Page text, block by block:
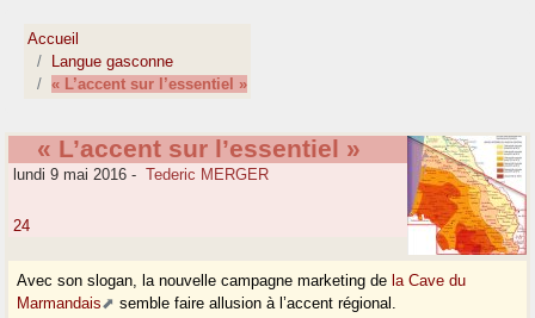
Accueil
Langue gasconne
« L’accent sur l’essentiel »
« L’accent sur l’essentiel »
lundi 9 mai 2016 - Tederic MERGER
24
Avec son slogan, la nouvelle campagne marketing de la Cave du
Marmandais
semble faire allusion à l’accent régional.